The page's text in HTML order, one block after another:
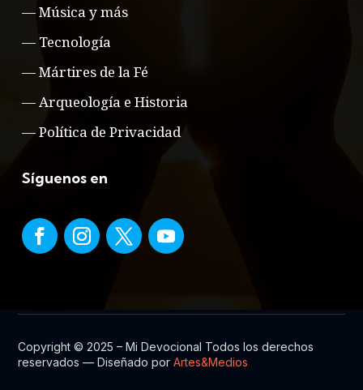
—Música y más
— Tecnología
—Mártires de la Fé
—Arqueología e Historia
—Política de Privacidad
Síguenos en
Copyright © 2025 – Mi Devocional Todos los derechos
reservados — Diseñado porArtes&Medios